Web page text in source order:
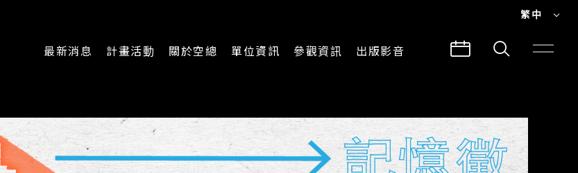
繁中
最新消息
即時新聞
計畫活動
主題計畫
CREATORS
關於空總
組織架構
公開資訊
認識執行長
單位資訊 參觀資訊
交通與地圖
建築故事
導覽服務
出版影音
所有影音
出版品